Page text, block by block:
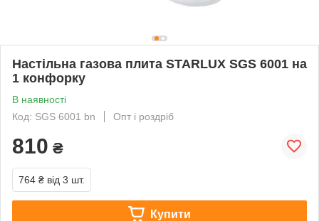
Настільна газова плита STARLUX SGS 6001 на
1 конфорку
В наявності
Код: SGS 6001 bn
Опт і роздріб
810 ₴
764 ₴ від 3 шт.
Купити